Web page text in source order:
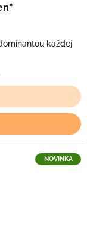
každej
NOVINKA